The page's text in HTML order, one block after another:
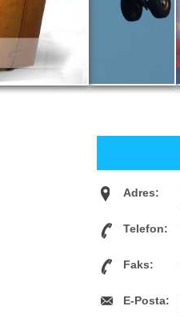
Adres:
Telefon:
Faks:
E-Posta: